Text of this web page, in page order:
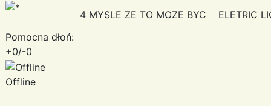
Pomocna dłoń:
+0/-0
Offline
4 MYSLE ZE TO MOZE BYC ELETRIC